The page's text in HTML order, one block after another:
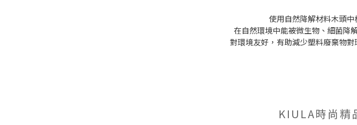
使用自然降解材料木頭
在自然環境中能被微生物、細菌降
對環境友好，有助減少塑料廢棄物
KIULA時尚精